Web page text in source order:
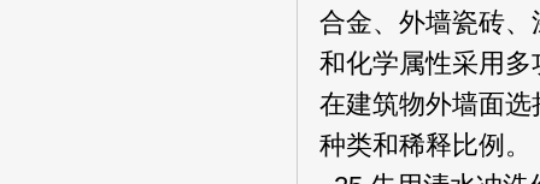
合金、外墙瓷砖
和化学属性采用
在建筑物外墙面
种类和稀释比例。